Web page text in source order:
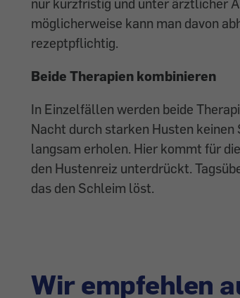
möglicherweise kann man davon
rezeptpflichtig.
Beide Therapien kombinieren
In Einzelfällen werden beide
Nacht durch starken Husten
langsam erholen. Hier kommt für
den Hustenreiz unterdrückt.
das den Schleim löst.
Wir empfehlen